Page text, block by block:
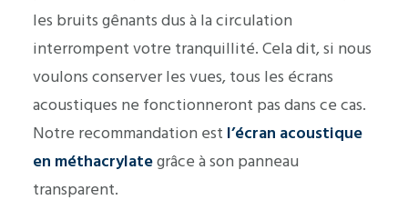
les bruits gênants dus à la circulation
interrompent votre tranquillité. Cela dit, si nous
voulons conserver les vues, tous les écrans
acoustiques ne fonctionneront pas dans ce cas.
Notre recommandation est l’écran acoustique
en méthacrylategrâce à son panneau
transparent.